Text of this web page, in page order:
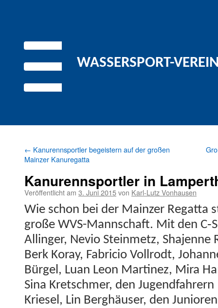
WASSERSPORT-
← Kanurennsportler begeistern auf der großen
Mainzer Kanuregatta
Kanurennsportler in
Veröffentlicht am 3. Juni 2015von Karl-Lutz Vonhausen
Wie schon bei der Mainz­er Regat­ta
große WVS-Mannschaft. Mit den
Allinger, Nevio Stein­metz, Sha­jenne
Berk Koray, Fabri­cio Voll­rodt,
Bürgel, Luan Leon Mar­tinez, Mira
Sina Kretschmer, den
Kriesel, Lin Berghäuser, den